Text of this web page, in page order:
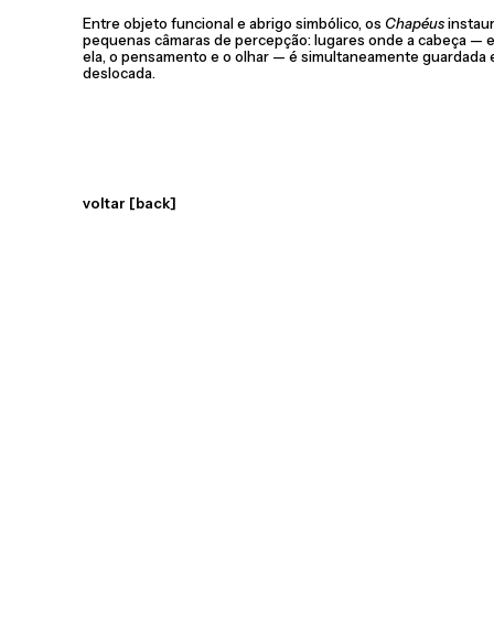
Entre objeto funcional e abrigo simbólico, os Chapéus
pequenas câmaras de percepção: lugares onde a cabeça —
ela, o pensamento e o olhar — é simultaneamente guardada
deslocada.
voltar [back]